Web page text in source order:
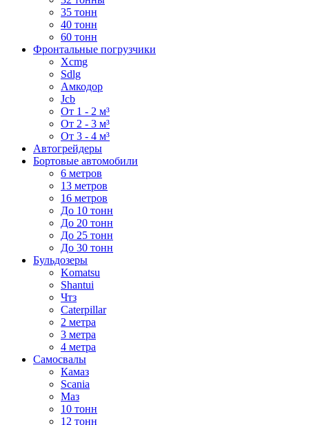
35 тонн
40 тонн
60 тонн
Фронтальные погрузчики
Xcmg
Sdlg
Амкодор
Jcb
От 1 - 2 м³
От 2 - 3 м³
От 3 - 4 м³
Автогрейдеры
Бортовые автомобили
6 метров
13 метров
16 метров
До 10 тонн
До 20 тонн
До 25 тонн
До 30 тонн
Бульдозеры
Komatsu
Shantui
Чтз
Caterpillar
2 метра
3 метра
4 метра
Самосвалы
Камаз
Scania
Маз
10 тонн
12 тонн